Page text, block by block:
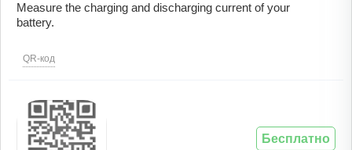
Measure the charging and discharging current of your
battery.
QR-код
Бесплатно